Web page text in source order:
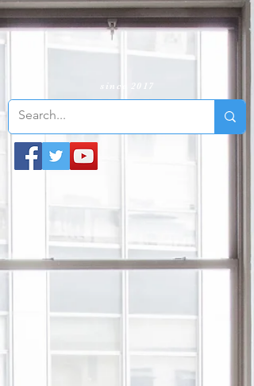
since 2017